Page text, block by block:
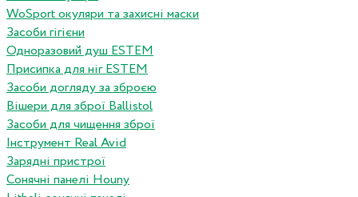
WoSport окуляри та захисні маски
Засоби гігієни
Одноразовий душ ESTEM
Присипка для ніг ESTEM
Засоби догляду за зброєю
Вішери для зброї Ballistol
Засоби для чищення зброї
Інструмент Real Avid
Зарядні пристрої
Сонячні панелі Houny